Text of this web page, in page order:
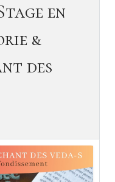
en
&
des